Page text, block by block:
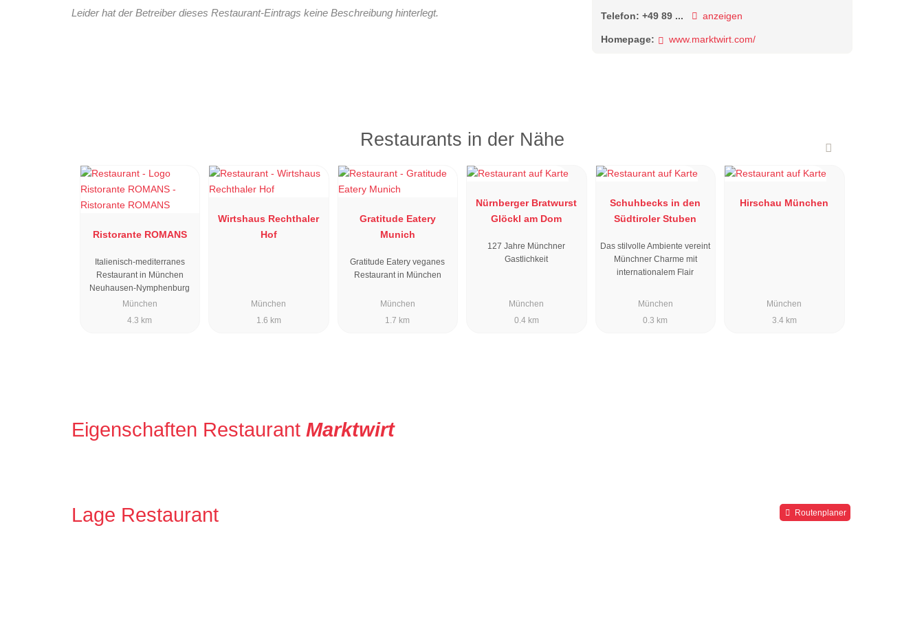
Leider hat der Betreiber dieses Restaurant-Eintrags keine Beschreibung hinterlegt. Telefon:+49 89 ... anzeigen
Homepage: www.marktwirt.com/
Restaurants in der Nähe
Ristorante ROMANS
Italienisch-mediterranes
Restaurant in München
Neuhausen-Nymphenburg
München
4.3 km
Wirtshaus Rechthaler
Hof
München
1.6 km
Gratitude Eatery
Munich
Gratitude Eatery veganes
Restaurant in München
München
1.7 km
Nürnberger Bratwurst
Glöckl am Dom
127 Jahre Münchner
Gastlichkeit
München
0.4 km
Schuhbecks in den
Südtiroler Stuben
Das stilvolle Ambiente vereint
Münchner Charme mit
internationalem Flair
München
0.3 km
Hirschau München
München
3.4 km
Eigenschaften Restaurant Marktwirt
Lage Restaurant Routenplaner